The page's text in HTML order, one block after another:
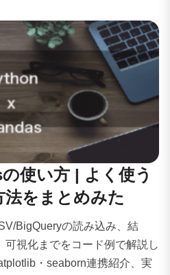
使い方 | よく使う
法をまとめみた
BigQueryの読み込み、結
視化までをコード例で解説し
・seaborn連携紹介、実